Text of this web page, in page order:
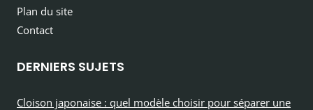
Plan du site
Contact
DERNIERS SUJETS
Cloison japonaise : quel modèle choisir pour séparer une